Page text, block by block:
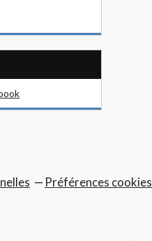
Préférences cookies